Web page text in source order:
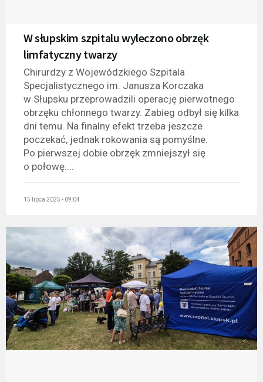
W słupskim szpitalu wyleczono obrzęk
limfatyczny twarzy
Chirurdzy z Wojewódzkiego Szpitala
Specjalistycznego im. Janusza Korczaka
w Słupsku przeprowadzili operację pierwotnego
obrzęku chłonnego twarzy. Zabieg odbył się kilka
dni temu. Na finalny efekt trzeba jeszcze
poczekać, jednak rokowania są pomyślne.
Po pierwszej dobie obrzęk zmniejszył się
o połowę....
15 lipca 2025 - 09:04